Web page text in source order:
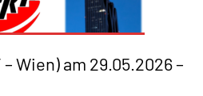
– Wien) am 29.05.2026 –